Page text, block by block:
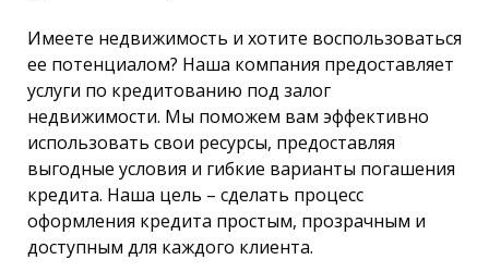
Имеете недвижимость и хотите воспользоваться
ее потенциалом? Наша компания предоставляет
услуги по кредитованию под залог
недвижимости. Мы поможем вам эффективно
использовать свои ресурсы, предоставляя
выгодные условия и гибкие варианты погашения
кредита. Наша цель – сделать процесс
оформления кредита простым, прозрачным и
доступным для каждого клиента.